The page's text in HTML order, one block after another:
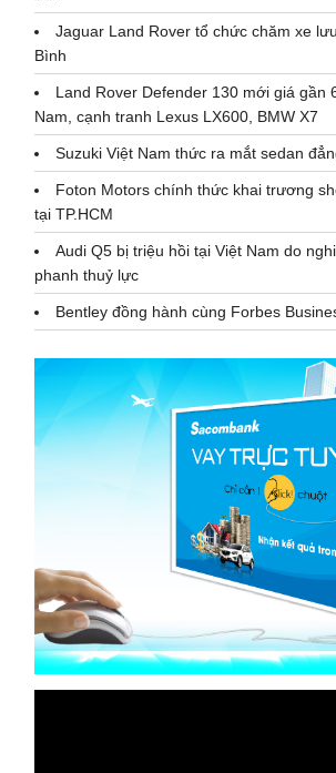
Jaguar Land Rover tổ chức chăm xe
Bình
Land Rover Defender 130 mới giá gần
Nam, cạnh tranh Lexus LX600, BMW X7
Suzuki Việt Nam thức ra mắt sedan
Foton Motors chính thức khai trương
tại TP.HCM
Audi Q5 bị triệu hồi tại Việt Nam do
phanh thuỷ lực
Bentley đồng hành cùng Forbes